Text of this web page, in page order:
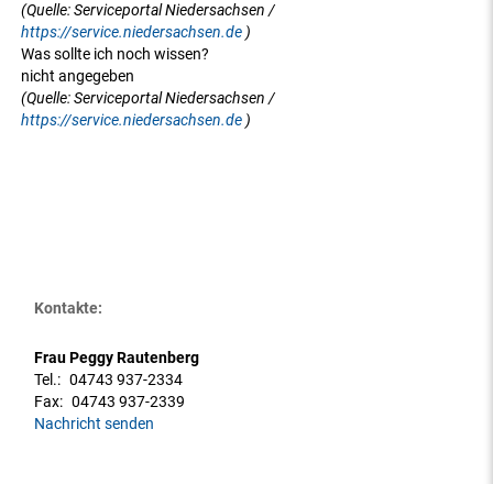
(Quelle: Serviceportal Niedersachsen /
https://service.niedersachsen.de )
Was sollte ich noch wissen?
nicht angegeben
(Quelle: Serviceportal Niedersachsen /
https://service.niedersachsen.de )
Kontakte:
Frau Peggy Rautenberg
Tel.: 04743 937-2334
Fax: 04743 937-2339
Nachricht senden